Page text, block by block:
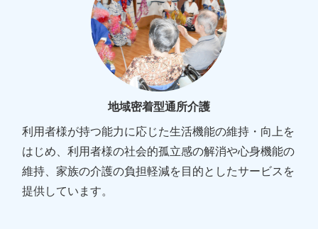
地域密着型通所介護
利用者様が持つ能力に応じた生活機能の維持・向上を
はじめ、利用者様の社会的孤立感の解消や心身機能の
維持、家族の介護の負担軽減を目的としたサービスを
提供しています。